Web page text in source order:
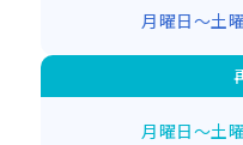
月曜日～土
月曜日～土